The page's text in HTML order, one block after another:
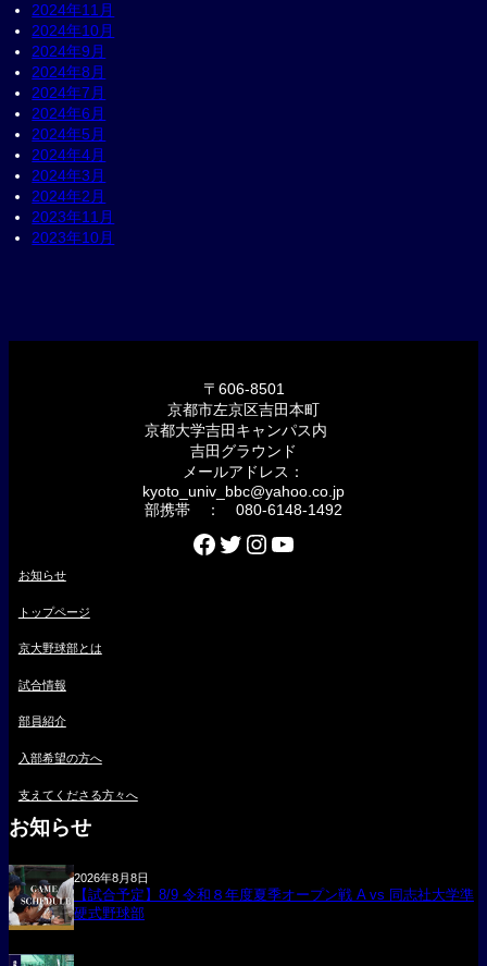
2024年11月
2024年10月
2024年9月
2024年8月
2024年7月
2024年6月
2024年5月
2024年4月
2024年3月
2024年2月
2023年11月
2023年10月
〒606-8501
京都市左京区吉田本町
京都大学吉田キャンパス内
吉田グラウンド
メールアドレス：
kyoto_univ_bbc@yahoo.co.jp
部携帯 ： 080-6148-1492
Facebook Twitter Instagram YouTube
お知らせ
トップページ
京大野球部とは
試合情報
部員紹介
入部希望の方へ
支えてくださる方々へ
お知らせ
2026年8月8日
【試合予定】8/9 令和８年度夏季オープン戦 A vs 同志社大学準
硬式野球部